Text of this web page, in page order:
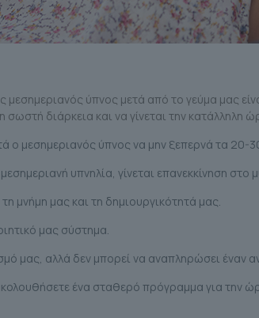
μεσημεριανός ύπνος μετά από το γεύμα μας
σωστή διάρκεια και να γίνεται την
ο μεσημεριανός ύπνος να μην ξεπερνά τα 20-
υπνηλία, γίνεται επανεκκίνηση
μνήμη μας και τη δημιουργικότητά μας.
μας σύστημα.
μας, αλλά δεν μπορεί να αναπληρώσει έναν
ένα σταθερό πρόγραμμα για την